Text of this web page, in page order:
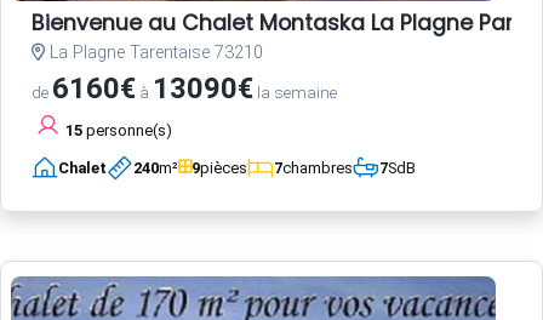
Bienvenue au Chalet Montaska La Plagne
La Plagne Tarentaise 73210
de 6160€ à 13090€ la semaine
15 personne(s)
Chalet 240m² 9pièces 7chambres 7SdB